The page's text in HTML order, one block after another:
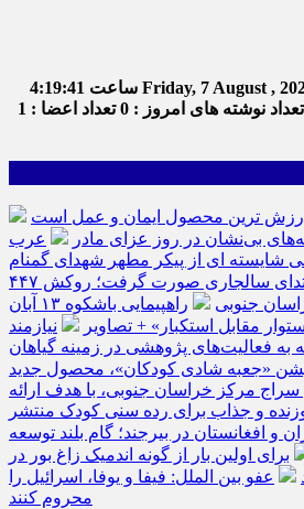
Friday, 7 August , ساعت 4:19:42
تعداد نوشته های امروز : 0
تعداد اعضا : 1
ارزش ترین محصول ایمان و عمل است
بی‌نشان در روز عزای مادر
عرب
شایسته ای از پیکر مطهر شهدای گمنام
ازابتدای سالجاری صورت گرفت؛ روکش ۴۴۷
جنوبی
راهپیمایی باشکوه ۱۳ آبان
مقابل استکبار» + تصاویر
نیازمند
به فعالیت‌های پژوهشی در زمینه گیاهان
«جعبه شادی کودکان»، محصول جدید
مرکز خراسان جنوبی، با هدف ارائه
و جذاب برای رده سنی کودک منتشر
و افغانستان در بیرجند؛ گام بلند توسعه
برای اولین بار از گونه اندمیک زاغ بور در
عفو بین الملل: فیفا و یوفا، اسرائیل را
محروم کنند